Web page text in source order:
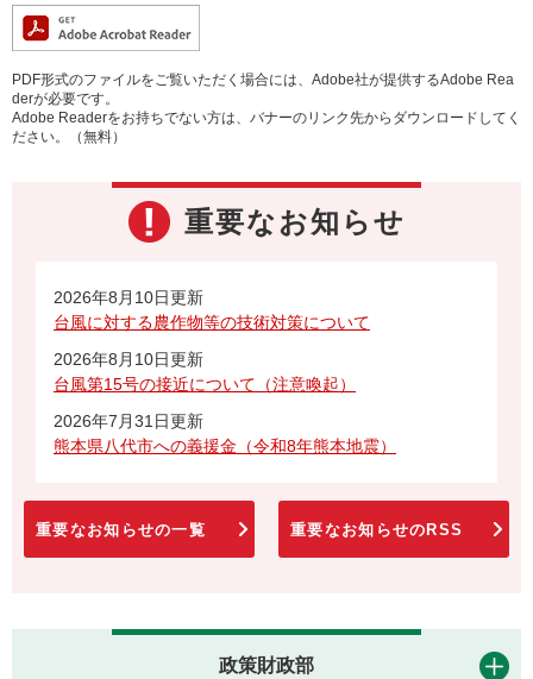
PDF形式のファイルをご覧いただく場合には、Adobe社が提供するAdobe Rea
derが必要です。
Adobe Readerをお持ちでない方は、バナーのリンク先からダウンロードしてく
ださい。（無料）
重要なお知らせ
2026年8月10日更新
台風に対する農作物等の技術対策について
2026年8月10日更新
台風第15号の接近について（注意喚起）
2026年7月31日更新
熊本県八代市への義援金（令和8年熊本地震）
重要なお知らせの一覧 重要なお知らせのRSS
政策財政部